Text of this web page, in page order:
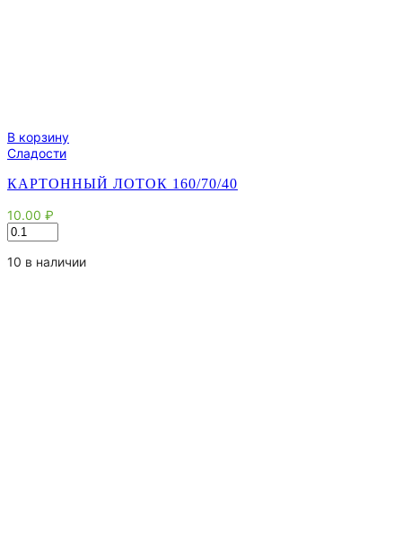
В корзину
Сладости
КАРТОННЫЙ ЛОТОК 160/70/40
10.00 ₽
Количество
товара
Картонный
10 в наличии